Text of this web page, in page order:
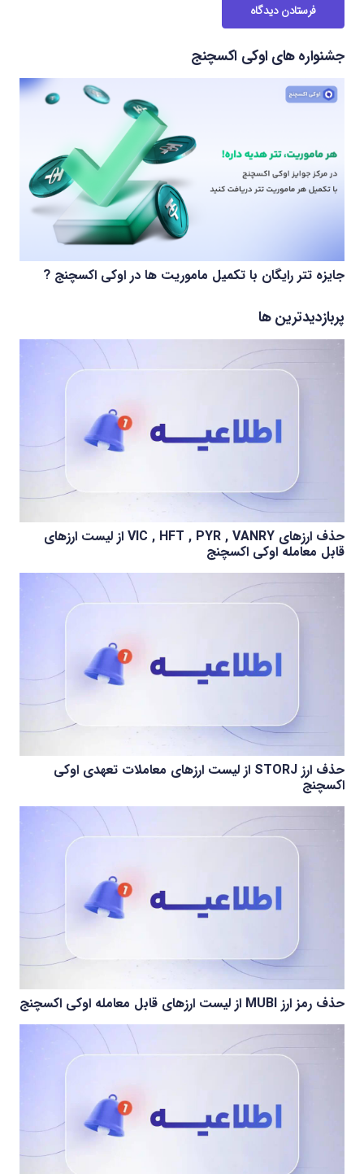
فرستادن دیدگاه
جشنواره های اوکی اکسچنج
جایزه تتر رایگان با تکمیل ماموریت ها در اوکی اکسچنج ?
پربازدیدترین ها
حذف ارزهای VIC , HFT , PYR , VANRY از لیست ارزهای
قابل معامله اوکی اکسچنج
حذف ارز STORJ از لیست ارزهای معاملات تعهدی اوکی
اکسچنج
حذف رمز ارز MUBI از لیست ارزهای قابل معامله اوکی اکسچنج